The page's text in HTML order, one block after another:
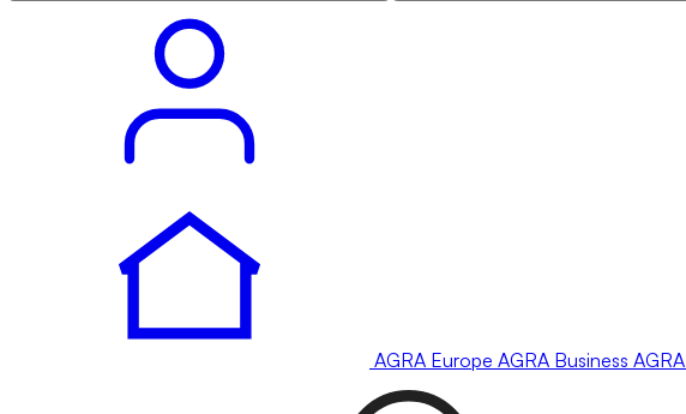
AGRA Europe AGRA Business AGRA